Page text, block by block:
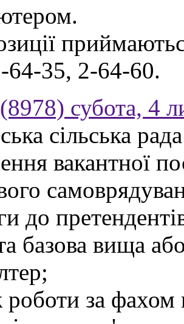
64-35, 2-64-60.
субота, 4
сільська
вакантної
до
базова вища
роботи за